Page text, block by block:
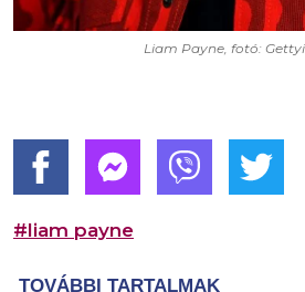
Liam Payne, fotó:
#liam payne